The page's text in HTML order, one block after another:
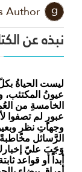
Author
نبذه عن
ليست الحياةُ
عيونُ المكتئب،
الخامسةِ من
عبورٍ لم تصفوا
وجهاتِ نظرٍ
الرَّسائل مخاطبةً
وَجَبَ عليّ
أبداً أو